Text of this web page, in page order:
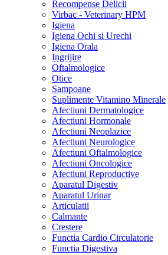
Recompense Delicii
Virbac - Veterinary HPM
Igiena
Igiena Ochi si Urechi
Igiena Orala
Ingrijire
Oftalmologice
Otice
Sampoane
Suplimente Vitamino Minerale
Afectiuni Dermatologice
Afectiuni Hormonale
Afectiuni Neoplazice
Afectiuni Neurologice
Afectiuni Oftalmologice
Afectiuni Oncologice
Afectiuni Reproductive
Aparatul Digestiv
Aparatul Urinar
Articulatii
Calmante
Crestere
Functia Cardio Circulatorie
Functia Digestiva